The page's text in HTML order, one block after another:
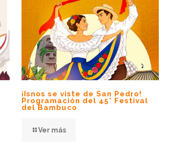
¡Isnos se viste de San Pedro!
Programación del 45° Festival
del Bambuco
Ver más